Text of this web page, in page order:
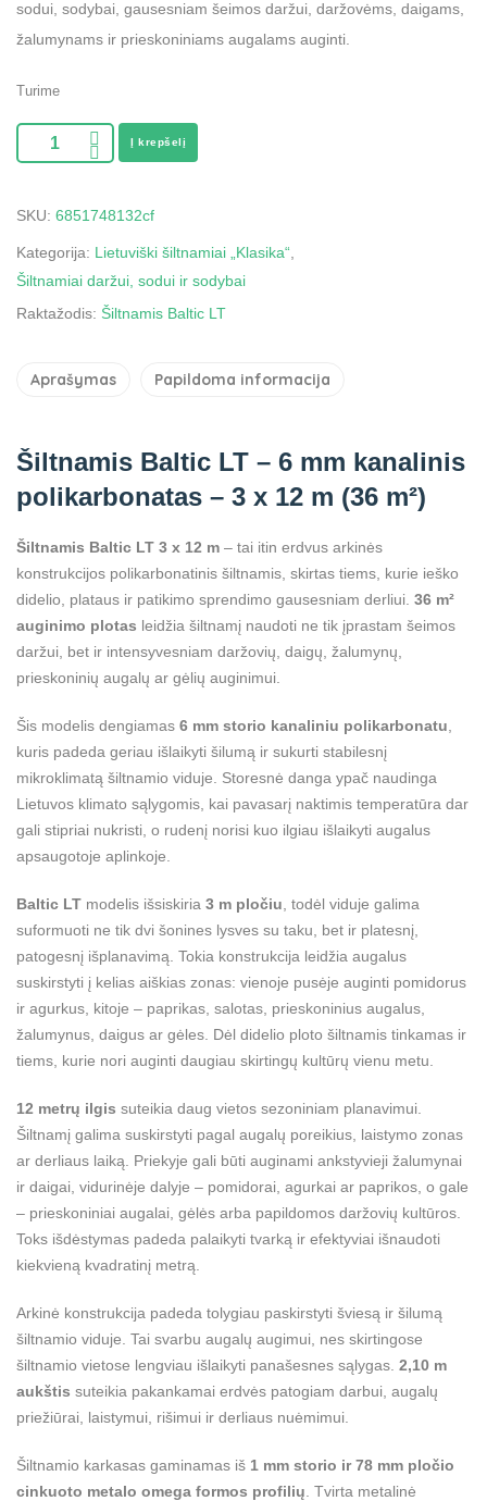
sodui, sodybai, gausesniam šeimos daržui, daržovėms, daigams,
žalumynams ir prieskoniniams augalams auginti.
Turime
Į krepšelį
SKU: 6851748132cf
Kategorija: Lietuviški šiltnamiai „Klasika“
Šiltnamiai daržui, sodui ir sodybai
Raktažodis: Šiltnamis Baltic LT
Aprašymas Papildoma informacija
Šiltnamis Baltic LT – 6 mm kanalinis
polikarbonatas – 3 x 12 m (36 m²)
Šiltnamis Baltic LT 3 x 12 m – tai itin erdvus arkinės
konstrukcijos polikarbonatinis šiltnamis, skirtas tiems, kurie ieško
didelio, plataus ir patikimo sprendimo gausesniam derliui. 36 m²
auginimo plotas leidžia šiltnamį naudoti ne tik įprastam šeimos
daržui, bet ir intensyvesniam daržovių, daigų, žalumynų,
prieskoninių augalų ar gėlių auginimui.
Šis modelis dengiamas 6 mm storio kanaliniu polikarbonatu
kuris padeda geriau išlaikyti šilumą ir sukurti stabilesnį
mikroklimatą šiltnamio viduje. Storesnė danga ypač naudinga
Lietuvos klimato sąlygomis, kai pavasarį naktimis temperatūra dar
gali stipriai nukristi, o rudenį norisi kuo ilgiau išlaikyti augalus
apsaugotoje aplinkoje.
Baltic LT modelis išsiskiria 3 m pločiu , todėl viduje galima
suformuoti ne tik dvi šonines lysves su taku, bet ir platesnį,
patogesnį išplanavimą. Tokia konstrukcija leidžia augalus
suskirstyti į kelias aiškias zonas: vienoje pusėje auginti pomidorus
ir agurkus, kitoje – paprikas, salotas, prieskoninius augalus,
žalumynus, daigus ar gėles. Dėl didelio ploto šiltnamis tinkamas ir
tiems, kurie nori auginti daugiau skirtingų kultūrų vienu metu.
12 metrų ilgis suteikia daug vietos sezoniniam planavimui.
Šiltnamį galima suskirstyti pagal augalų poreikius, laistymo zonas
ar derliaus laiką. Priekyje gali būti auginami ankstyvieji žalumynai
ir daigai, vidurinėje dalyje – pomidorai, agurkai ar paprikos, o gale
– prieskoniniai augalai, gėlės arba papildomos daržovių kultūros.
Toks išdėstymas padeda palaikyti tvarką ir efektyviai išnaudoti
kiekvieną kvadratinį metrą.
Arkinė konstrukcija padeda tolygiau paskirstyti šviesą ir šilumą
šiltnamio viduje. Tai svarbu augalų augimui, nes skirtingose
šiltnamio vietose lengviau išlaikyti panašesnes sąlygas. 2,10 m
aukštis suteikia pakankamai erdvės patogiam darbui, augalų
priežiūrai, laistymui, rišimui ir derliaus nuėmimui.
Šiltnamio karkasas gaminamas iš 1 mm storio ir 78 mm pločio
cinkuoto metalo omega formos profilių . Tvirta metalinė